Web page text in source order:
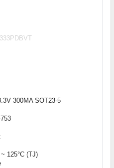
300MA SOT23-5
~ 125°C (TJ)